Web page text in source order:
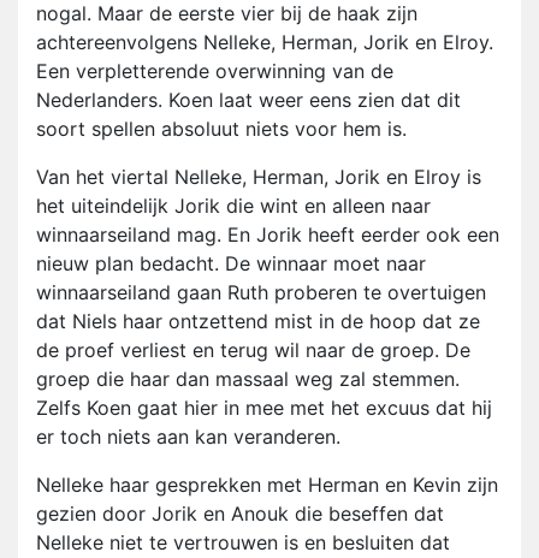
nogal. Maar de eerste vier bij de haak zijn
achtereenvolgens Nelleke, Herman, Jorik en Elroy.
Een verpletterende overwinning van de
Nederlanders. Koen laat weer eens zien dat dit
soort spellen absoluut niets voor hem is.
Van het viertal Nelleke, Herman, Jorik en Elroy is
het uiteindelijk Jorik die wint en alleen naar
winnaarseiland mag. En Jorik heeft eerder ook een
nieuw plan bedacht. De winnaar moet naar
winnaarseiland gaan Ruth proberen te overtuigen
dat Niels haar ontzettend mist in de hoop dat ze
de proef verliest en terug wil naar de groep. De
groep die haar dan massaal weg zal stemmen.
Zelfs Koen gaat hier in mee met het excuus dat hij
er toch niets aan kan veranderen.
Nelleke haar gesprekken met Herman en Kevin zijn
gezien door Jorik en Anouk die beseffen dat
Nelleke niet te vertrouwen is en besluiten dat